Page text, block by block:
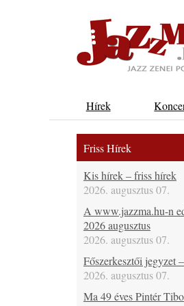
Hírek
Friss Hírek
Kis hírek – friss hírek
2026. augusztus 07.
A www.jazzma.hu-n
2026 augusztus
2026. augusztus 07.
Főszerkesztői jegyzet
2026. augusztus 07.
Ma 49 éves Pintér